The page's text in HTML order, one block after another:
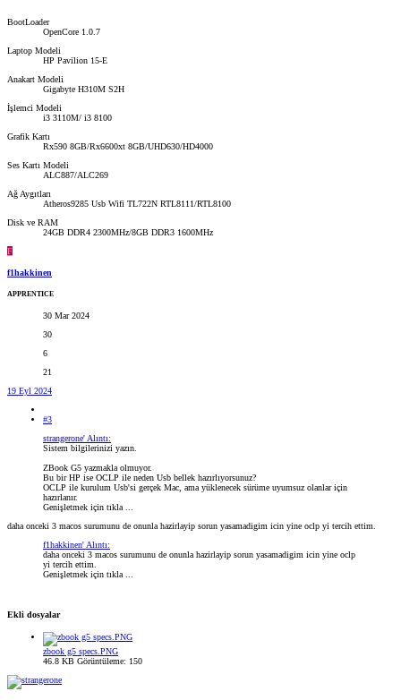
BootLoader
OpenCore 1.0.7
Laptop Modeli
HP Pavilion 15-E
Anakart Modeli
Gigabyte H310M S2H
İşlemci Modeli
i3 3110M/ i3 8100
Grafik Kartı
Rx590 8GB/Rx6600xt 8GB/UHD630/HD4000
Ses Kartı Modeli
ALC887/ALC269
Ağ Aygıtları
Atheros9285 Usb Wifi TL722N RTL8111/RTL8100
Disk ve RAM
24GB DDR4 2300MHz/8GB DDR3 1600MHz
F
f1hakkinen
APPRENTICE
30 Mar 2024
30
6
21
19 Eyl 2024
#3
strangerone' Alıntı:
Sistem bilgilerinizi yazın.
ZBook G5 yazmakla olmuyor.
Bu bir HP ise OCLP ile neden Usb bellek hazırlıyorsunuz?
OCLP ile kurulum Usb'si gerçek Mac, ama yüklenecek sürüme uyumsuz olanlar için
hazırlanır.
Genişletmek için tıkla ...
daha onceki 3 macos surumunu de onunla hazirlayip sorun yasamadigim icin yine oclp yi tercih ettim.
f1hakkinen' Alıntı:
daha onceki 3 macos surumunu de onunla hazirlayip sorun yasamadigim icin yine oclp
yi tercih ettim.
Genişletmek için tıkla ...
Ekli dosyalar
zbook g5 specs.PNG
46.8 KB Görüntüleme: 150